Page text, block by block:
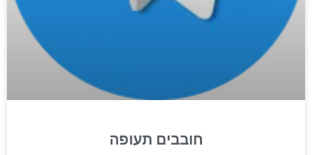
חובבים תעופה